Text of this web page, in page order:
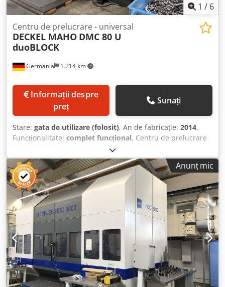
1 / 6
Germania 1.214 km
Centru de prelucrare - universal
DECKEL MAHO DMC 80 U
duoBLOCK
preț
Sunați
Stare: gata de utilizare (folosit), An de fabricație: 2014,
Funcționalitate: complet funcțional, Centru de prelucrare
simultană cu 5 axe – universal Producător: DECKEL MAHO /
Tip: DMC 80U duoBLOCK / An de fabricație: 2014 Ore de
funcționare (săptămâna 31/2026): Chjdpfx Amozq S Dme
Hoa - Ore de funcționare totale: 26.642 ore - Ore de
funcționare ale arborelui principal: 14.604 ore Mașina
poate fi inspectată sub tensiune, după stabilirea unui
termen. SPECIFICAȚII TEHNICE / DOTĂRI: - 800 mm x 1.050
mm x 850 mm - Antrenare principală: arbore principal cu
motor, 12.000 rpm - Sistem de prindere a sculei: SK 50 -
Cap de frezare universal cu axă B controlată - Magazie de
scule: 123 de locuri - Control CNC Heidenhain TNC 640, 3D
- Masă rotativă CNC cu suport pentru paleți - 2 paleți,
diametru 800 mm x 630 mm - Sistem de schimbare a
Anunț mic